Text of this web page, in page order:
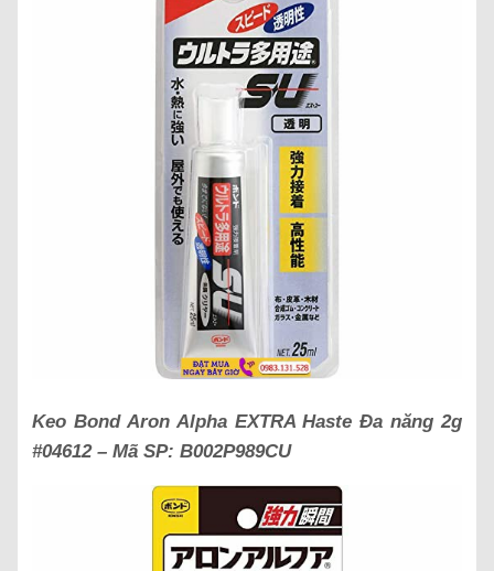
Keo Bond Aron Alpha EXTRA Haste Đa năng 2g
#04612 – Mã SP: B002P989CU